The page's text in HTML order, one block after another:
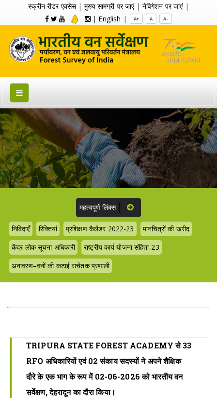
स्क्रीन रीडर एक्सेस| मुख्य सामग्री पर जाएं| नेविगेशन पर जाएं|
| English | A+ A A-
महत्वपूर्ण लिंक्स
निविदाएँ रिक्तियां प्रशिक्षण कैलेंडर 2022-23
मानचित्रों की खरीद
केंद्र लोक सूचना अधिकारी
राष्ट्रीय कार्य योजना संहिता-23
अनावरण–वनों की कटाई सचेतक प्रणाली
TRIPURA STATE FOREST ACADEMY से 33
RFO अधिकारियों एवं 02 संकाय सदस्यों ने अपने शैक्षिक
दौरे के एक भाग के रूप में 02-06-2026 को भारतीय वन
सर्वेक्षण, देहरादून का दौरा किया।